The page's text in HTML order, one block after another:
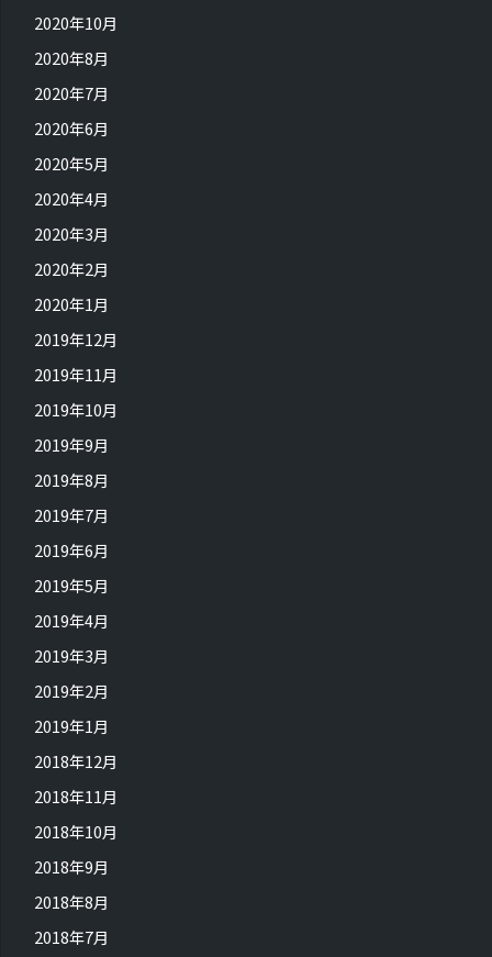
2020年10月
2020年8月
2020年7月
2020年6月
2020年5月
2020年4月
2020年3月
2020年2月
2020年1月
2019年12月
2019年11月
2019年10月
2019年9月
2019年8月
2019年7月
2019年6月
2019年5月
2019年4月
2019年3月
2019年2月
2019年1月
2018年12月
2018年11月
2018年10月
2018年9月
2018年8月
2018年7月